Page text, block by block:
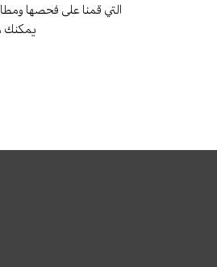
التي قمنا على فحصها
يمكنك